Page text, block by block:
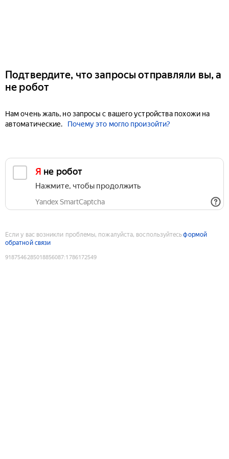
Подтвердите, что запросы отправляли вы, а
не робот
Нам очень жаль, но запросы с вашего устройства похожи на
автоматические.
Почему это могло произойти?
Я не робот
Нажмите, чтобы продолжить
Yandex SmartCaptcha
Если у вас возникли проблемы, пожалуйста, воспользуйтесьформой
обратной связи
9187546285018856087:1786172549